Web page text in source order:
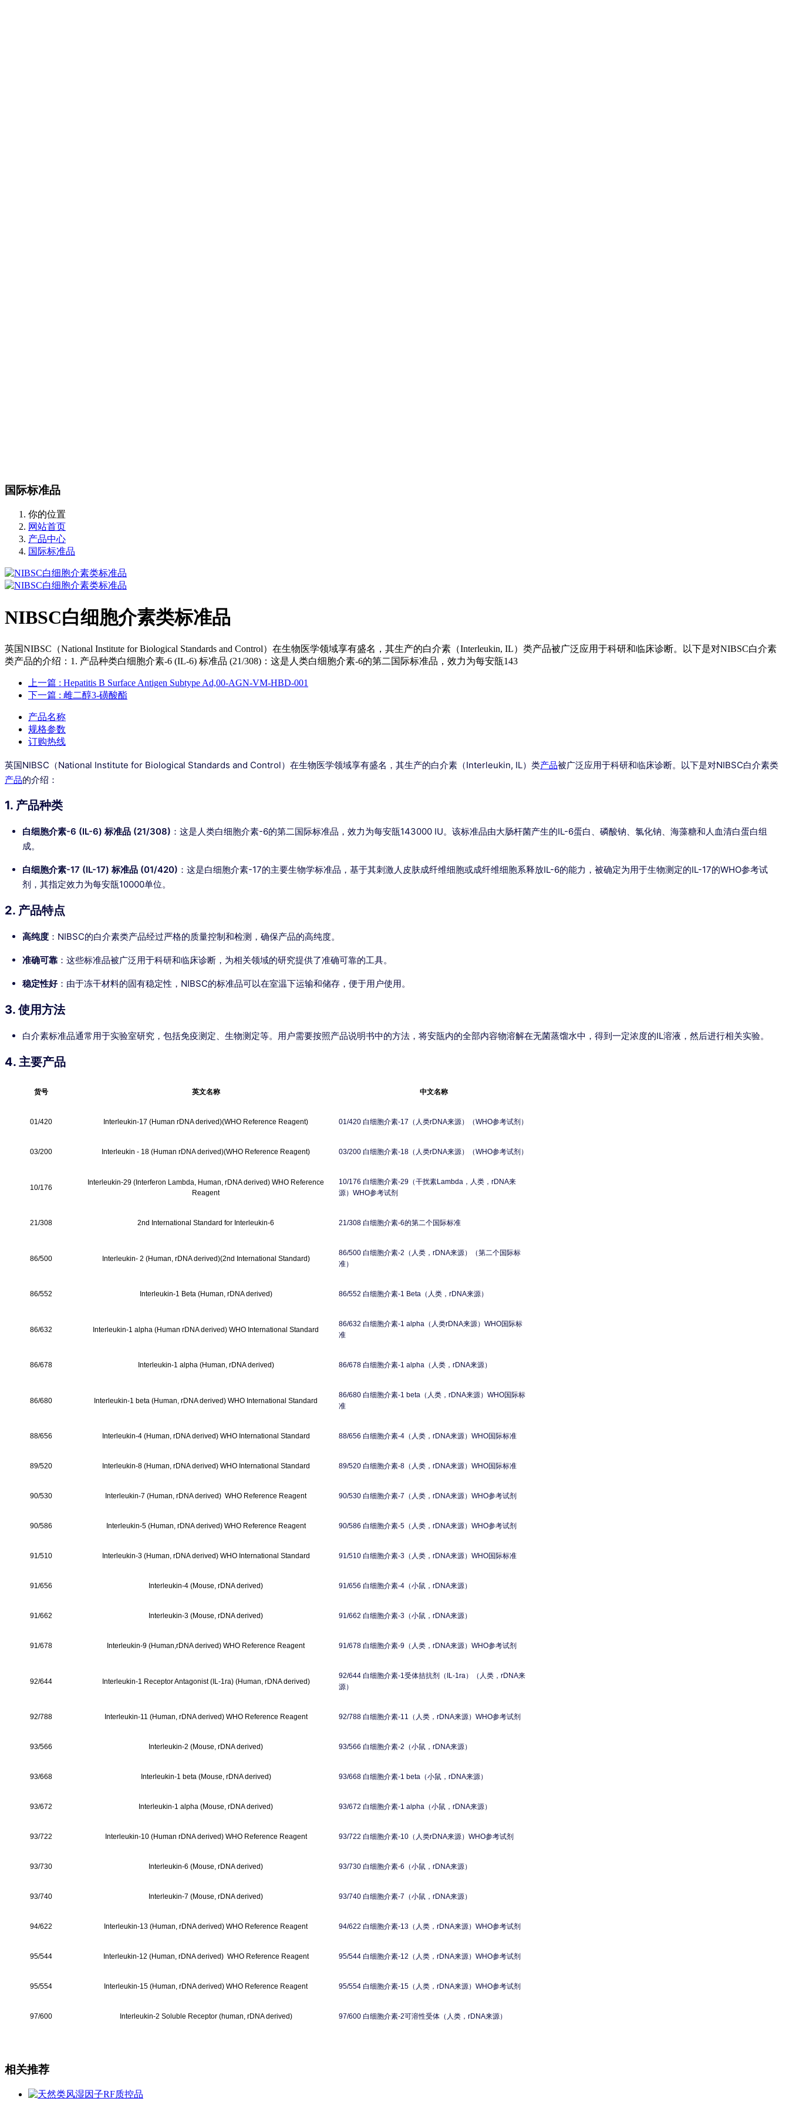
国际标准品
你的位置
网站首页
产品中心
国际标准品
NIBSC白细胞介素类标准品
英国NIBSC（National Institute for Biological Standards and Control）在生物医学领域享有盛名，其生产的白介素（Interleukin, IL）类产品被广泛应用于科研和临床诊断。以下是对NIBSC白介素
类产品的介绍：1. 产品种类白细胞介素-6 (IL-6) 标准品 (21/308)：这是人类白细胞介素-6的第二国际标准品，效力为每安瓿143
上一篇 : Hepatitis B Surface Antigen Subtype Ad,00-AGN-VM-HBD-001
下一篇 : 雌二醇3-磺酸酯
产品名称
规格参数
订购热线
英国NIBSC（National Institute for Biological Standards and Control）在生物医学领域享有盛名，其生产的白介素（Interleukin, IL）类产品被广泛应用于科研和临床诊断。以下是对NIBSC白介素类
产品的介绍：
1. 产品种类
白细胞介素-6 (IL-6) 标准品 (21/308) ：这是人类白细胞介素-6的第二国际标准品，效力为每安瓿143000 IU。该标准品由大肠杆菌产生的IL-6蛋白、磷酸钠、氯化钠、海藻糖和人血清白蛋白组
成。
白细胞介素-17 (IL-17) 标准品 (01/420) ：这是白细胞介素-17的主要生物学标准品，基于其刺激人皮肤成纤维细胞或成纤维细胞系释放IL-6的能力，被确定为用于生物测定的IL-17的WHO参考试
剂，其指定效力为每安瓿10000单位。
2. 产品特点
高纯度 ：NIBSC的白介素类产品经过严格的质量控制和检测，确保产品的高纯度。
准确可靠 ：这些标准品被广泛用于科研和临床诊断，为相关领域的研究提供了准确可靠的工具。
稳定性好：由于冻干材料的固有稳定性，NIBSC的标准品可以在室温下运输和储存，便于用户使用。
3. 使用方法
白介素标准品通常用于实验室研究，包括免疫测定、生物测定等。用户需要按照产品说明书中的方法，将安瓿内的全部内容物溶解在无菌蒸馏水中，得到一定浓度的IL溶液，然后进行相关实验。
4. 主要产品
货号 英文名称 中文名称
01/420 Interleukin-17 (Human rDNA derived)(WHO Reference Reagent) 01/420 白细胞介素-17 （人类rDNA来源）（WHO参考试剂）
03/200 Interleukin - 18 (Human rDNA derived)(WHO Reference Reagent) 03/200 白细胞介素-18 （人类rDNA来源）（WHO参考试剂）
10/176
Interleukin-29 (Interferon Lambda, Human, rDNA derived) WHO Reference
Reagent
10/176 白细胞介素-29 （干扰素Lambda ，人类， rDNA来
源） WHO参考试剂
21/308 2nd International Standard for Interleukin-6 21/308 白细胞介素-6的第二个国际标准
86/500 Interleukin- 2 (Human, rDNA derived)(2nd International Standard)
86/500 白细胞介素-2 （人类， rDNA来源）（第二个国际标
准）
86/552 Interleukin-1 Beta (Human, rDNA derived) 86/552 白细胞介素-1 Beta （人类， rDNA来源）
86/632 Interleukin-1 alpha (Human rDNA derived) WHO International Standard
86/632 白细胞介素-1 alpha （人类rDNA来源） WHO国际标
准
86/678 Interleukin-1 alpha (Human, rDNA derived) 86/678 白细胞介素-1 alpha （人类， rDNA来源）
86/680 Interleukin-1 beta (Human, rDNA derived) WHO International Standard
86/680 白细胞介素-1 beta （人类， rDNA来源） WHO国际标
准
88/656 Interleukin-4 (Human, rDNA derived) WHO International Standard 88/656 白细胞介素-4 （人类， rDNA来源） WHO国际标准
89/520 Interleukin-8 (Human, rDNA derived) WHO International Standard 89/520 白细胞介素-8 （人类， rDNA来源） WHO国际标准
90/530 Interleukin-7 (Human, rDNA derived) WHO Reference Reagent 90/530 白细胞介素-7 （人类， rDNA来源） WHO参考试剂
90/586 Interleukin-5 (Human, rDNA derived) WHO Reference Reagent 90/586 白细胞介素-5 （人类， rDNA来源） WHO参考试剂
91/510 Interleukin-3 (Human, rDNA derived) WHO International Standard 91/510 白细胞介素-3 （人类， rDNA来源） WHO国际标准
91/656 Interleukin-4 (Mouse, rDNA derived) 91/656 白细胞介素-4 （小鼠， rDNA来源）
91/662 Interleukin-3 (Mouse, rDNA derived) 91/662 白细胞介素-3 （小鼠， rDNA来源）
91/678 Interleukin-9 (Human,rDNA derived) WHO Reference Reagent 91/678 白细胞介素-9 （人类， rDNA来源） WHO参考试剂
92/644 Interleukin-1 Receptor Antagonist (IL-1ra) (Human, rDNA derived)
92/644 白细胞介素-1受体拮抗剂（ IL-1ra）（人类， rDNA来
源）
92/788 Interleukin-11 (Human, rDNA derived) WHO Reference Reagent 92/788 白细胞介素-11 （人类， rDNA来源） WHO参考试剂
93/566 Interleukin-2 (Mouse, rDNA derived) 93/566 白细胞介素-2 （小鼠， rDNA来源）
93/668 Interleukin-1 beta (Mouse, rDNA derived) 93/668 白细胞介素-1 beta （小鼠， rDNA来源）
93/672 Interleukin-1 alpha (Mouse, rDNA derived) 93/672 白细胞介素-1 alpha （小鼠， rDNA来源）
93/722 Interleukin-10 (Human rDNA derived) WHO Reference Reagent 93/722 白细胞介素-10 （人类rDNA来源） WHO参考试剂
93/730 Interleukin-6 (Mouse, rDNA derived) 93/730 白细胞介素-6 （小鼠， rDNA来源）
93/740 Interleukin-7 (Mouse, rDNA derived) 93/740 白细胞介素-7 （小鼠， rDNA来源）
94/622 Interleukin-13 (Human, rDNA derived) WHO Reference Reagent 94/622 白细胞介素-13 （人类， rDNA来源） WHO参考试剂
95/544 Interleukin-12 (Human, rDNA derived) WHO Reference Reagent 95/544 白细胞介素-12 （人类， rDNA来源） WHO参考试剂
95/554 Interleukin-15 (Human, rDNA derived) WHO Reference Reagent 95/554 白细胞介素-15 （人类， rDNA来源） WHO参考试剂
97/600 Interleukin-2 Soluble Receptor (human, rDNA derived) 97/600 白细胞介素-2可溶性受体（人类， rDNA来源）
相关推荐